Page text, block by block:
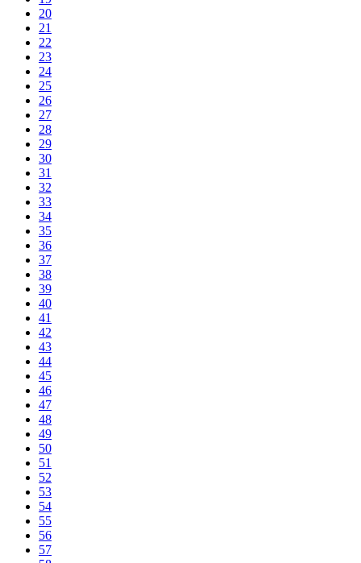
20
21
22
23
24
25
26
27
28
29
30
31
32
33
34
35
36
37
38
39
40
41
42
43
44
45
46
47
48
49
50
51
52
53
54
55
56
57